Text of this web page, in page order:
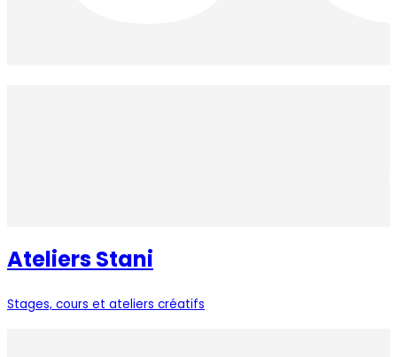
Ateliers Stani
Stages, cours et ateliers créatifs